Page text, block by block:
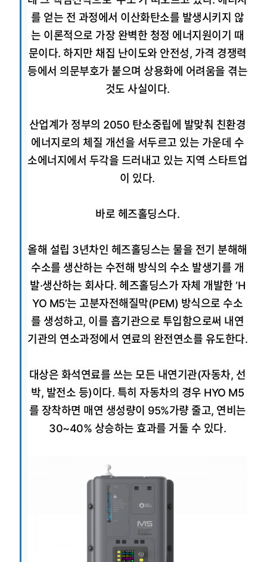
를 얻는 전 과정에서 이산화탄소를 발생시키지 않
는 이론적으로 가장 완벽한 청정 에너지원이기 때
문이다. 하지만 채집 난이도와 안전성, 가격 경쟁력
등에서 의문부호가 붙으며 상용화에 어려움을 겪는
것도 사실이다.
산업계가 정부의 2050 탄소중립에 발맞춰 친환경
에너지로의 체질 개선을 서두르고 있는 가운데 수
소에너지에서 두각을 드러내고 있는 지역 스타트업
이 있다.
바로 헤즈홀딩스다.
올해 설립 3년차인 헤즈홀딩스는 물을 전기 분해해
수소를 생산하는 수전해 방식의 수소 발생기를 개
발·생산하는 회사다. 헤즈홀딩스가 자체 개발한 ‘H
YO M5’는 고분자전해질막(PEM) 방식으로 수소
를 생성하고, 이를 흡기관으로 투입함으로써 내연
기관의 연소과정에서 연료의 완전연소를 유도한다.
대상은 화석연료를 쓰는 모든 내연기관(자동차, 선
박, 발전소 등)이다. 특히 자동차의 경우 HYO M5
를 장착하면 매연 생성량이 95%가량 줄고, 연비는
30~40% 상승하는 효과를 거둘 수 있다.